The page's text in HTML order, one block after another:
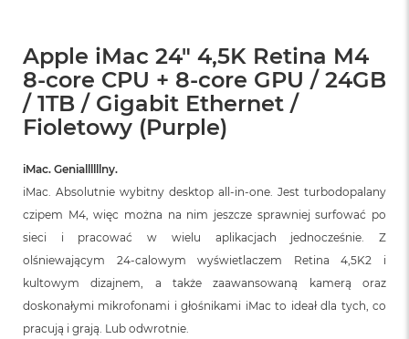
Apple iMac 24" 4,5K Retina M4
8-core CPU + 8-core GPU / 24GB
/ 1TB / Gigabit Ethernet /
Fioletowy (Purple)
iMac. Geniallllllny.
iMac. Absolutnie wybitny desktop all‑in‑one. Jest turbodopalany
czipem M4, więc można na nim jeszcze sprawniej surfować po
sieci i pracować w wielu aplikacjach jednocześnie. Z
olśniewającym 24‑calowym wyświetlaczem Retina 4,5K2 i
kultowym dizajnem, a także zaawansowaną kamerą oraz
doskonałymi mikrofonami i głośnikami iMac to ideał dla tych, co
pracują i grają. Lub odwrotnie.